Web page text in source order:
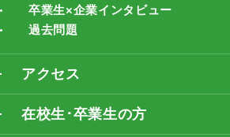
卒業生×企業インタビュー
過去問題
アクセス
在校生･卒業生の方